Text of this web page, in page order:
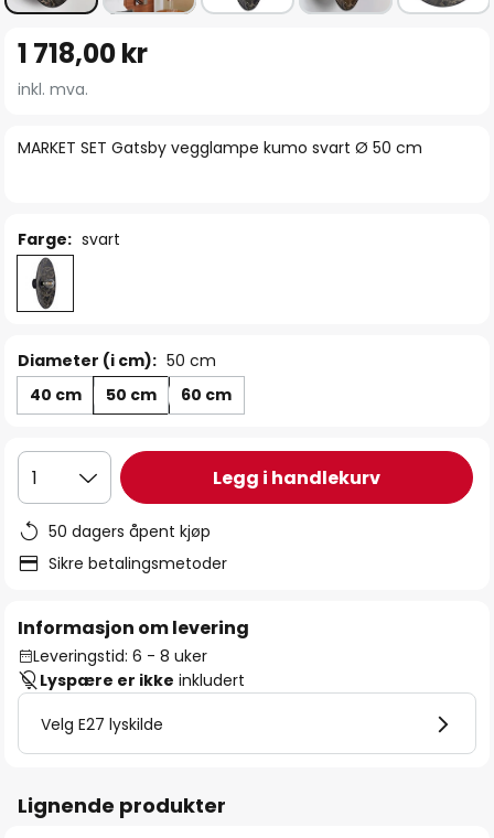
begynnelsen
bildegalleri
MARKET SET Gatsby vegglampe kumo svart Ø 50 cm
1 718,00 kr
inkl. mva.
Farge: svart
Diameter (i cm): 50 cm
40 cm
50 cm 60 cm
1 Legg i handlekurv
50 dagers åpent kjøp
Sikre betalingsmetoder
Informasjon om levering
Leveringstid: 6 - 8 uker
Lyspære er ikke inkludert
Velg E27 lyskilde
Lignende produkter